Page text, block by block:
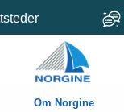
Om Norgine